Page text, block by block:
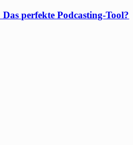
perfekte Podcasting-Tool?